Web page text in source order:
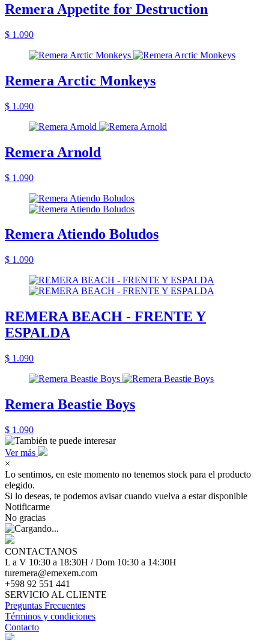
Remera Appetite for Destruction
$ 1.090
Remera Arctic Monkeys
$ 1.090
Remera Arnold
$ 1.090
Remera Atiendo Boludos
$ 1.090
REMERA BEACH - FRENTE Y
ESPALDA
$ 1.090
Remera Beastie Boys
$ 1.090
Ver más
×
Lo sentimos, en este momento no tenemos stock para el producto
elegido.
Si lo deseas, te podemos avisar cuando vuelva a estar disponible
Notificarme
No gracias
CONTACTANOS
L a V 10:30 a 18:30H / Dom 10:30 a 14:30H
turemera@emexem.com
+598 92 551 441
SERVICIO AL CLIENTE
Preguntas Frecuentes
Términos y condiciones
Contacto